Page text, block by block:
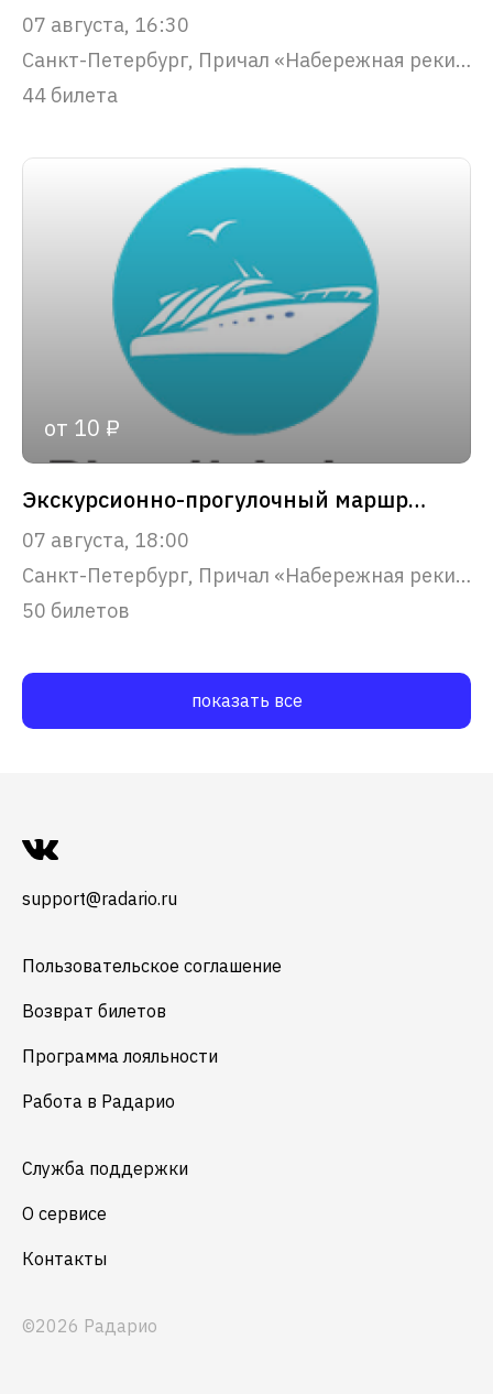
07 августа, 16:30
Санкт-Петербург, Причал «Набережная реки Фонтанки, 53»
44 билета
от 10 ₽
Экскурсионно-прогулочный маршрут "Парадный Петербург"
07 августа, 18:00
Санкт-Петербург, Причал «Набережная реки Фонтанки, 53»
50 билетов
показать все
support@radario.ru
Пользовательское соглашение
Возврат билетов
Программа лояльности
Работа в Радарио
Служба поддержки
О сервисе
Контакты
©2026 Радарио